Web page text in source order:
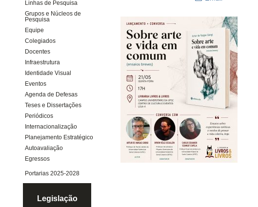
Linhas de Pesquisa
Grupos e Núcleos de
Pesquisa
Equipe
Colegiados
Docentes
Infraestrutura
Identidade Visual
Eventos
Agenda de Defesas
Teses e Dissertações
Periódicos
Internacionalização
Planejamento Estratégico
Autoavaliação
Egressos
Portarias 2025-2028
Legislação